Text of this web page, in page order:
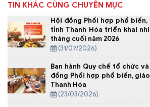
TIN KHÁC CÙNG CHUYÊN MỤC
Hội đồng Phối hợp phổ
tỉnh Thanh Hóa triển khai
tháng cuối năm 2026
(31/07/2026)
Ban hành Quy chế tổ chức
đồng Phối hợp phổ biến,
Thanh Hóa
(23/03/2026)